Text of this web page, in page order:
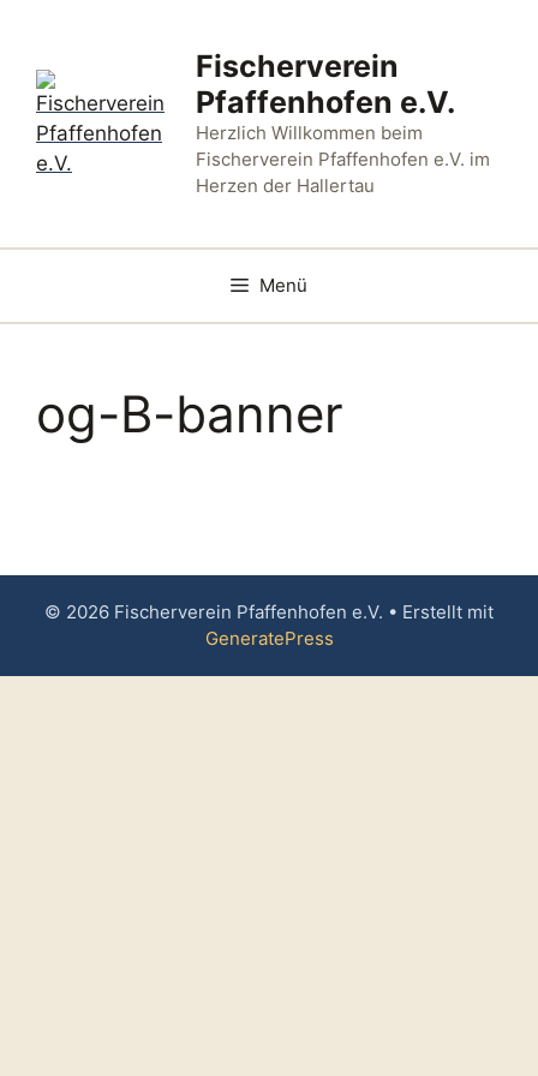
springen
Fischerverein
Pfaffenhofen e.V.
Herzlich Willkommen beim
Fischerverein Pfaffenhofen e.V. im
Herzen der Hallertau
Menü
og-B-banner
© 2026 Fischerverein Pfaffenhofen e.V. • Erstellt mit
GeneratePress